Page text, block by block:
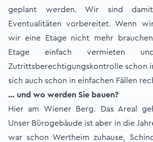
geplant werden. Wir sind
Eventualitäten vorbereitet. Wenn
wir eine Etage nicht mehr
Etage einfach vermieten
Zutrittsberechtigungskontrolle schon
sich auch schon in einfachen Fällen
… und wo werden Sie bauen?
Hier am Wiener Berg. Das Areal
Unser Bürogebäude ist aber in die
war schon Wertheim zuhause,